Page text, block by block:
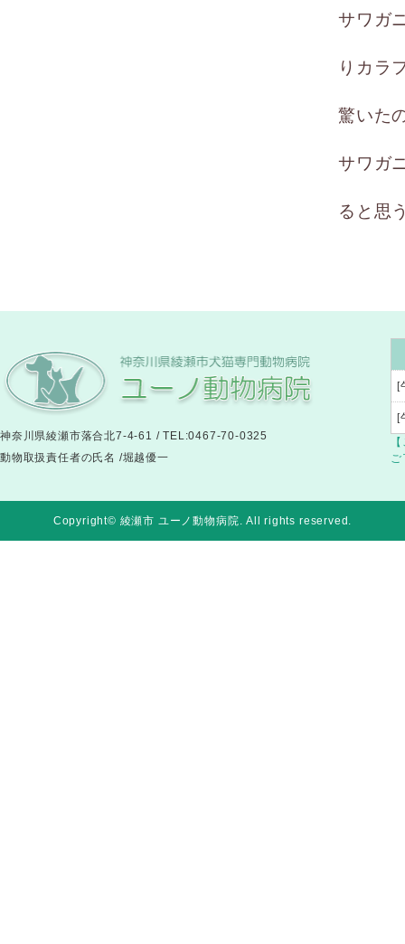
サワガ
りカラ
驚いた
サワガ
ると思
神奈川県綾瀬市落合北7-4-61 / TEL:0467-70-0325
動物取扱責任者の氏名 /堀越優一
[
[
ご
Copyright© 綾瀬市 ユーノ動物病院. All rights reserved.